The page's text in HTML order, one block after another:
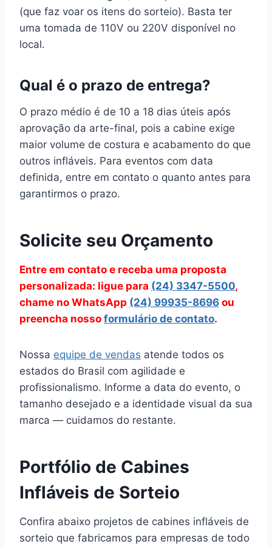
(que faz voar os itens do sorteio). Basta ter
uma tomada de 110V ou 220V disponível no
local.
Qual é o prazo de entrega?
O prazo médio é de 10 a 18 dias úteis após
aprovação da arte-final, pois a cabine exige
maior volume de costura e acabamento do que
outros infláveis. Para eventos com data
definida, entre em contato o quanto antes para
garantirmos o prazo.
Solicite seu Orçamento
Entre em contato e receba uma proposta
personalizada: ligue para (24) 3347-5500,
chame no WhatsApp (24) 99935-8696 ou
preencha nosso formulário de contato.
Nossa equipe de vendas atende todos os
estados do Brasil com agilidade e
profissionalismo. Informe a data do evento, o
tamanho desejado e a identidade visual da sua
marca — cuidamos do restante.
Portfólio de Cabines
Infláveis de Sorteio
Confira abaixo projetos de cabines infláveis de
sorteio que fabricamos para empresas de todo